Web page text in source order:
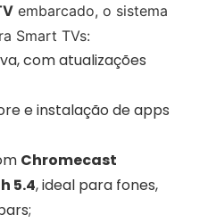
embarcado, o sistema
Smart TVs:
com atualizações
e instalação de apps
Chromecast
5.4, ideal para fones,